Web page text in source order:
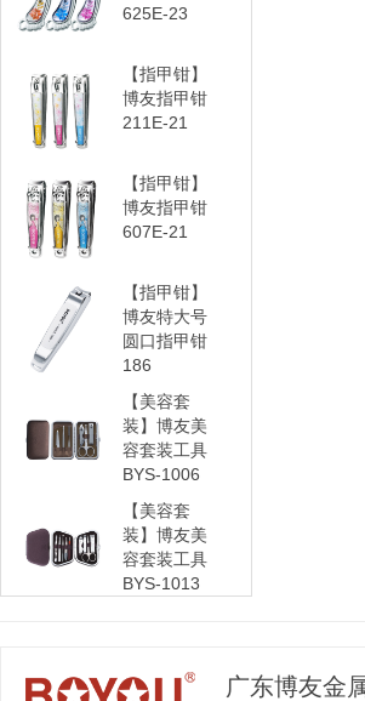
625E-23
【指甲钳】
博友指甲钳
211E-21
【指甲钳】
博友指甲钳
607E-21
【指甲钳】
博友特大号
圆口指甲钳
186
【美容套
装】博友美
容套装工具
BYS-1006
【美容套
装】博友美
容套装工具
BYS-1013
广东博友金